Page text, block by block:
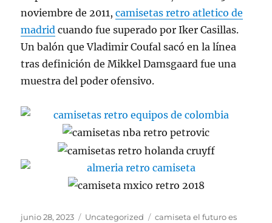
noviembre de 2011,camisetas retro atletico de
madrid cuando fue superado por Iker Casillas.
Un balón que Vladimir Coufal sacó en la línea
tras definición de Mikkel Damsgaard fue una
muestra del poder ofensivo.
Publicado
junio 28, 2023 Categorías
Uncategorized Etiquetas
camiseta el futuro es